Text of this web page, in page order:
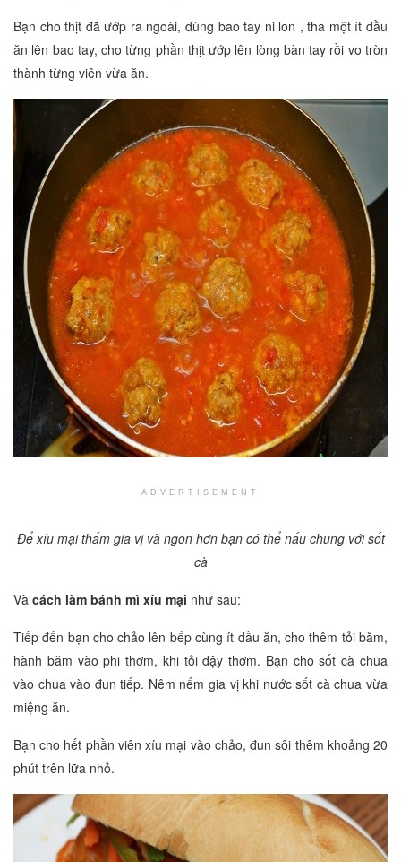
Bạn cho thịt đã ướp ra ngoài, dùng bao tay ni lon , tha một ít dầu
ăn lên bao tay, cho từng phần thịt ướp lên lòng bàn tay rồi vo tròn
thành từng viên vừa ăn.
ADVERTISEMENT
Để xíu mại thấm gia vị và ngon hơn bạn có thể nấu chung với sốt
cà
Và cách làm bánh mì xíu mại như sau:
Tiếp đến bạn cho chảo lên bếp cùng ít dầu ăn, cho thêm tỏi băm,
hành băm vào phi thơm, khi tỏi dậy thơm. Bạn cho sốt cà chua
vào chua vào đun tiếp. Nêm nếm gia vị khi nước sốt cà chua vừa
miệng ăn.
Bạn cho hết phần viên xíu mại vào chảo, đun sôi thêm khoảng 20
phút trên lữa nhỏ.